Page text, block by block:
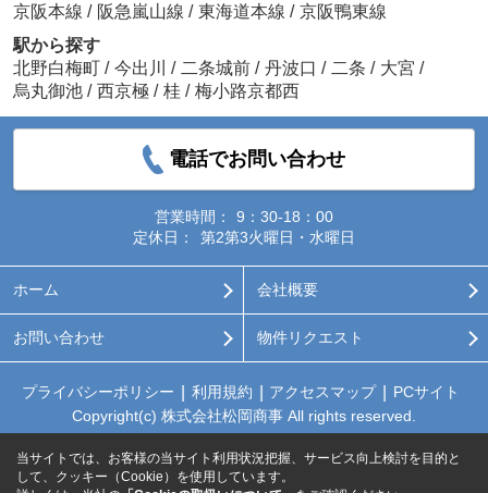
京阪本線 / 阪急嵐山線 / 東海道本線 / 京阪鴨東線
駅から探す
北野白梅町 / 今出川 / 二条城前 / 丹波口 / 二条 / 大宮 /
烏丸御池 / 西京極 / 桂 / 梅小路京都西
電話でお問い合わせ
営業時間：
9：30-18：00
定休日：
第2第3火曜日・水曜日
ホーム 会社概要
お問い合わせ 物件リクエスト
プライバシーポリシー 利用規約 アクセスマップ
PCサイト
Copyright(c) 株式会社松岡商事 All rights reserved.
当サイトでは、お客様の当サイト利用状況把握、サービス向上検討を目的と
して、クッキー（Cookie）を使用しています。